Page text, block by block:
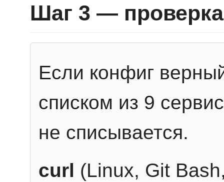
Шаг 3 — проверка
Если конфиг
списком из 9
не списывается.
curl (Linux, Git